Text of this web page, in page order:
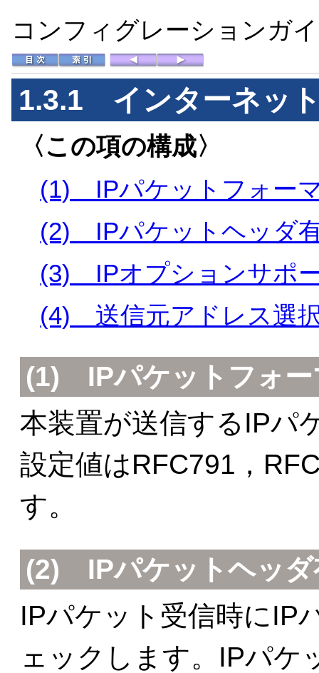
コンフィグレーションガ
1.3.1 インターネッ
〈この項の構成〉
(1) IPパケットフォー
(2) IPパケットヘッダ
(3) IPオプションサポ
(4) 送信元アドレス選
(1) IPパケットフォ
本装置が送信するIPパ
設定値はRFC791，
す。
(2) IPパケットヘッ
IPパケット受信時にIP
ェックします。IPパケ